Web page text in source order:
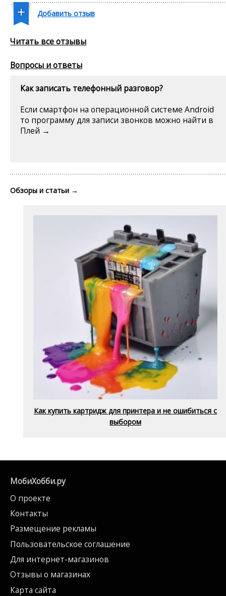
Добавить отзыв
Читать все отзывы
Вопросы и ответы
Как записать телефонный разговор?
Если смартфон на операционной системе Android
то программу для записи звонков можно найти в
Плей →
Обзоры и статьи →
Как купить картридж для принтера и не ошибиться с
выбором
МобиХобби.ру
О проекте
Контакты
Размещение рекламы
Пользовательское соглашение
Для интернет-магазинов
Отзывы о магазинах
Карта сайта